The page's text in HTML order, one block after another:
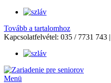
Tovább a tartalomhoz
Kapcsolatfelvétel: 035 / 7731 743 |
Menü